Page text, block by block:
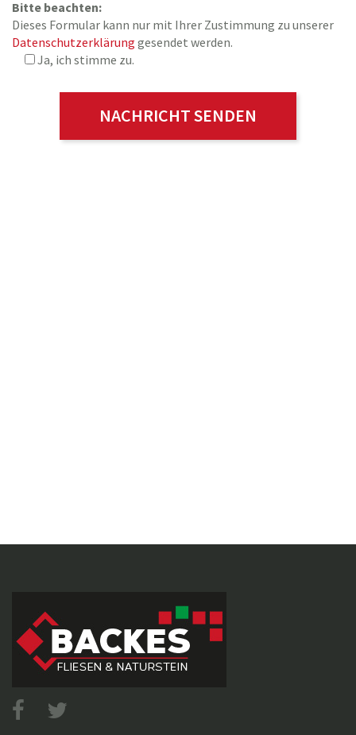
Bitte beachten:
Dieses Formular kann nur mit Ihrer Zustimmung zu unserer
Datenschutzerklärung gesendet werden.
Ja, ich stimme zu.